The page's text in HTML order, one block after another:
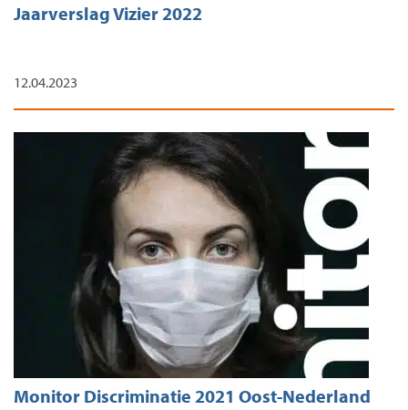
Jaarverslag Vizier 2022
12.04.2023
Monitor Discriminatie 2021 Oost-Nederland